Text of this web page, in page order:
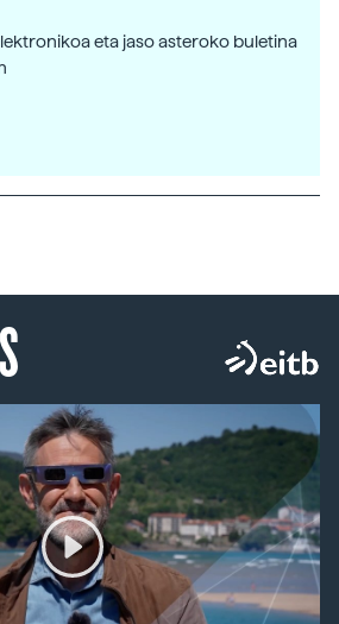
eta jaso asteroko buletina